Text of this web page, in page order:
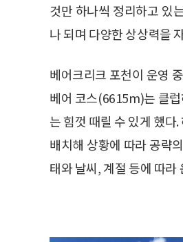
것만 하나씩 정리하고 있
나 되며 다양한 상상력을
베어크리크 포천이 운영
베어 코스(6615m)는 클
는 힘껏 때릴 수 있게 했
배치해 상황에 따라 공략
태와 날씨, 계절 등에 따